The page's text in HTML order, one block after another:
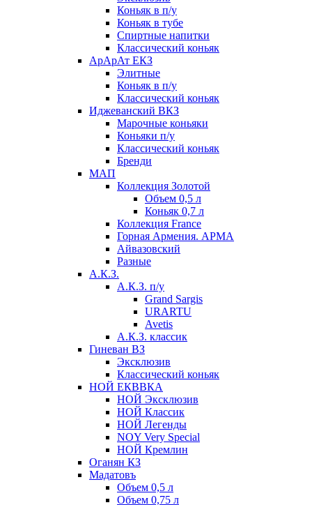
Коньяк в п/у
Коньяк в тубе
Спиртные напитки
Классический коньяк
АрАрАт ЕКЗ
Элитные
Коньяк в п/у
Классический коньяк
Иджеванский ВКЗ
Марочные коньяки
Коньяки п/у
Классический коньяк
Бренди
МАП
Коллекция Золотой
Объем 0,5 л
Коньяк 0,7 л
Коллекция France
Горная Армения. АРМА
Айвазовский
Разные
А.К.З.
А.К.З. п/у
Grand Sargis
URARTU
Avetis
А.К.З. классик
Гиневан ВЗ
Эксклюзив
Классический коньяк
НОЙ ЕКВВКА
НОЙ Эксклюзив
НОЙ Классик
НОЙ Легенды
NOY Very Speсial
НОЙ Кремлин
Оганян КЗ
Мадатовъ
Объем 0,5 л
Объем 0,75 л